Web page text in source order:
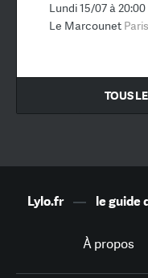
Lundi 15/07 à 20:00
Le Marcounet
TOUS
Lylo.fr— le guide
À propos